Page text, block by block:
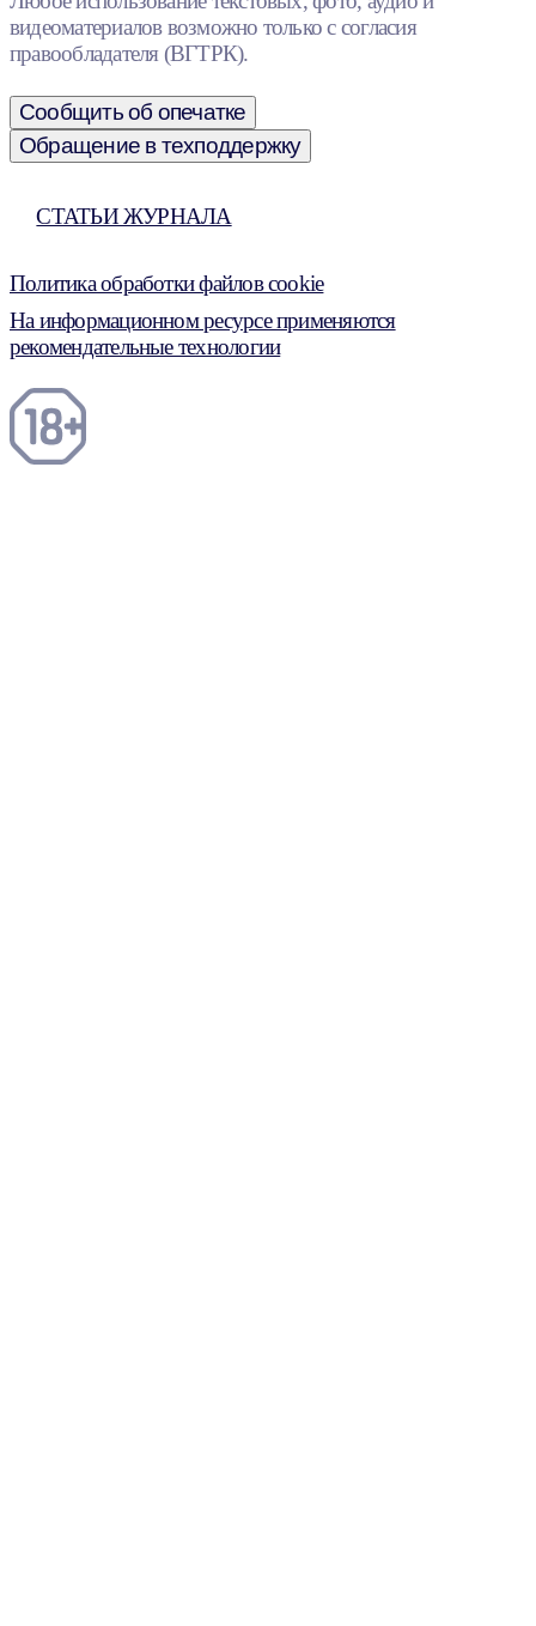
видеоматериалов возможно только с согласия
правообладателя (ВГТРК).
Сообщить об опечатке
Обращение в техподдержку
СТАТЬИ ЖУРНАЛА
Политика обработки файлов cookie
На информационном ресурсе применяются
рекомендательные технологии